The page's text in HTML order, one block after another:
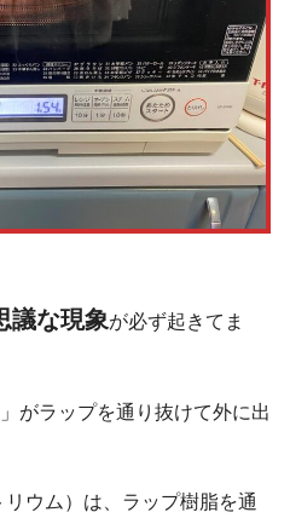
議な現象が必ず起きてま
がラップを通り抜けて外に出
リウム）は、ラップ樹脂を通